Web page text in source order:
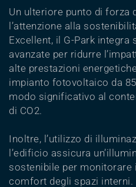
Un ulteriore punto di forza
l’attenzione alla
Excellent, il G-Park integra
avanzate per ridurre
alte prestazioni
impianto fotovoltaico da
modo significativo al
di CO2.
Inoltre, l’utilizzo di
l’edificio assicura
sostenibile per monitorare
comfort degli spazi interni.